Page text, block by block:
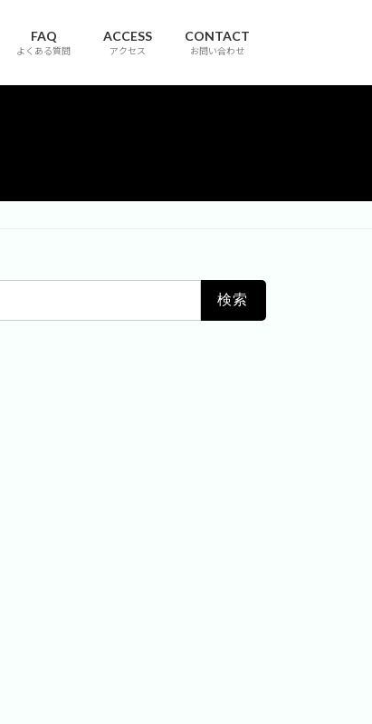
FAQ
よくある質問
ACCESS
アクセス
CONTACT
お問い合わせ